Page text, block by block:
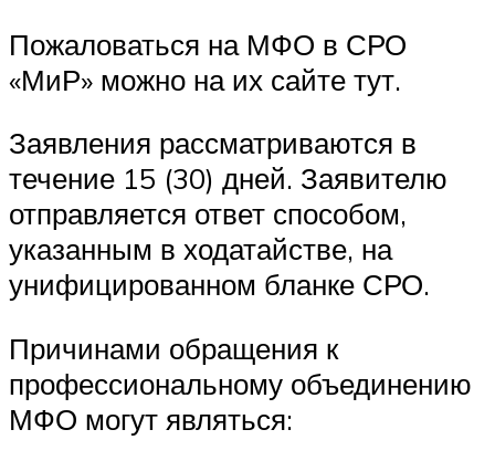
Пожаловаться на МФО в СРО
«МиР» можно на их сайте тут.
Заявления рассматриваются в
течение 15 (30) дней. Заявителю
отправляется ответ способом,
указанным в ходатайстве, на
унифицированном бланке СРО.
Причинами обращения к
профессиональному объединению
МФО могут являться: